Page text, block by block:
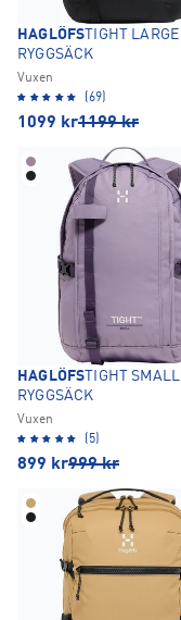
HAGLÖFS TIGHT LARGE
RYGGSÄCK
Vuxen
(69)
1099 kr1199 kr
HAGLÖFS TIGHT SMALL
RYGGSÄCK
Vuxen
(5)
899 kr999 kr